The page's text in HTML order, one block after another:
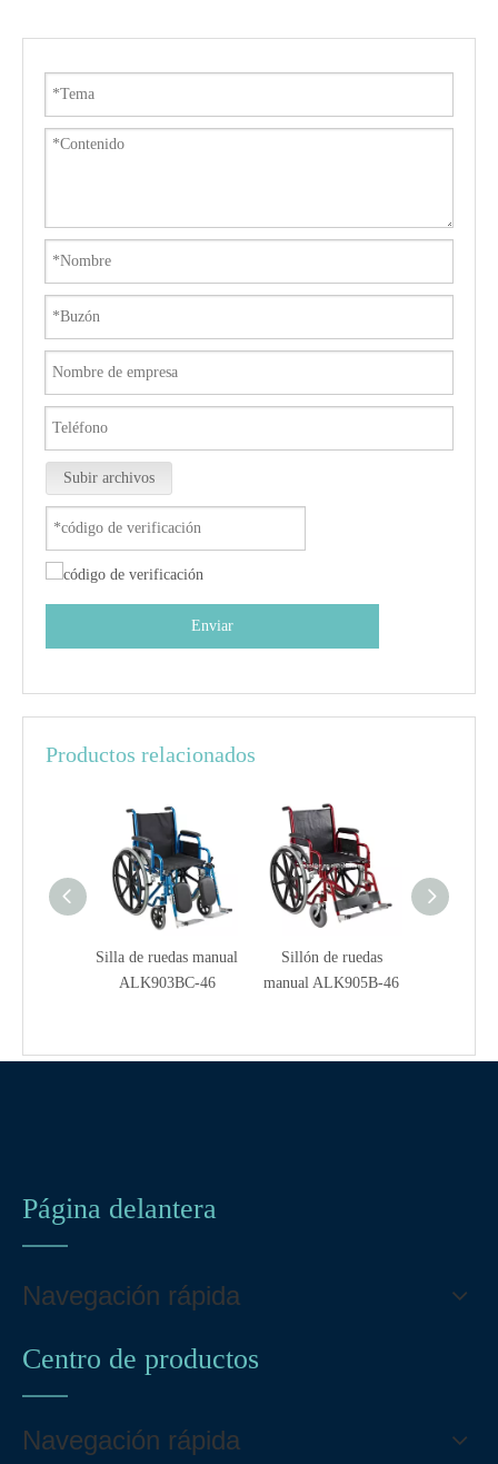
Subir archivos
Enviar
Productos relacionados
Silla de ruedas manual
ALK903BC-46
Sillón de ruedas
manual ALK905B-46
Página delantera
Navegación rápida
Centro de productos
Navegación rápida